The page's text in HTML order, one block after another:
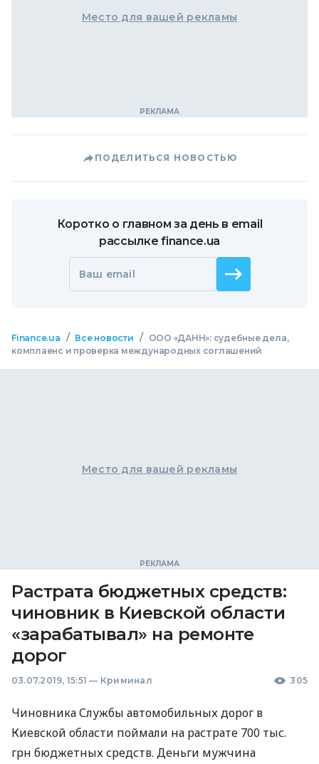
Место для вашей рекламы
ПОДЕЛИТЬСЯ НОВОСТЬЮ
Коротко о главном за день в email
рассылке finance.ua
Ваш email
Finance.ua / Все новости /
ООО «ДАНН»: судебные дела,
комплаенс и проверка международных соглашений
Место для вашей рекламы
Растрата бюджетных средств:
чиновник в Киевской области
«зарабатывал» на ремонте
дорог
03.07.2019, 15:51 — Криминал 305
Чиновника Службы автомобильных дорог в
Киевской области поймали на растрате 700 тыс.
грн бюджетных средств. Деньги мужчина